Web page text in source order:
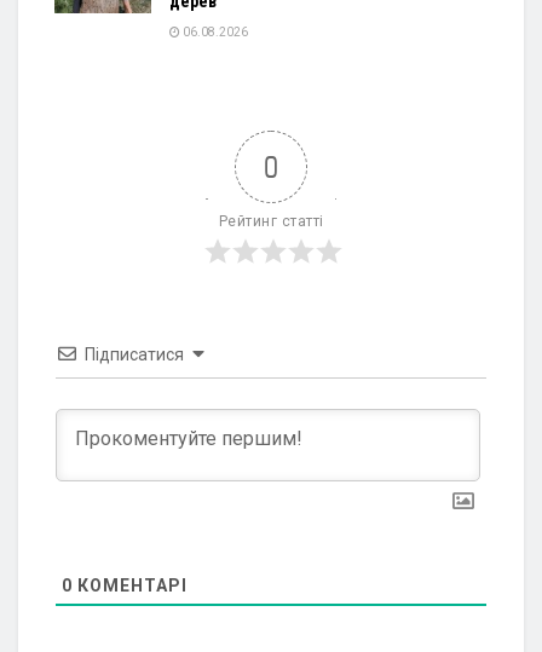
06.08.2026
0
Рейтинг статті
Підписатися
0 КОМЕНТАРІ